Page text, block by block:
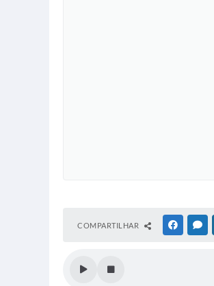
COMPARTILHAR